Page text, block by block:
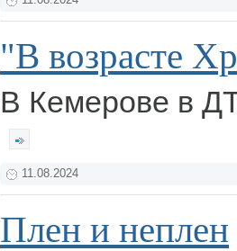
"В возрасте
В Кемерове в
11.08.2024
Плен и неплен